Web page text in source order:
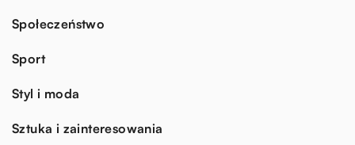
Społeczeństwo
Sport
Styl i moda
Sztuka i zainteresowania